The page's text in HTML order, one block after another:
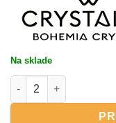
Na sklade
množstvo VINTAGE